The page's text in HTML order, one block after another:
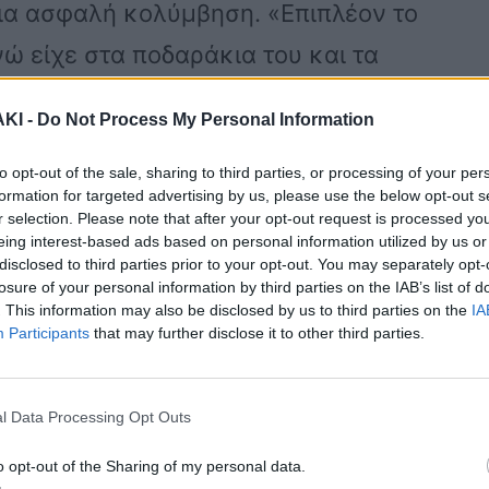
- Do Not Process My Personal Information
opt-out of the sale, sharing to third parties, or processing of your
for targeted advertising by us, please use the below opt-out
selection. Please note that after your opt-out request is processed
interest-based ads based on personal information utilized by us
to third parties prior to your opt-out. You may separately
of your personal information by third parties on the IAB’s list of
This information may also be disclosed by us to third parties on the
Participants that may further disclose it to other third parties.
Data Processing Opt Outs
opt-out of the Sharing of my personal data.
ασφαλή κολύμβηση. «Επιπλέον το
είχε στα ποδαράκια του και τα
να πλησιάσουν μία βάρκα.
λέμβου και την προσπάθεια
σε αυτήν, γλίστρησε το σωσίβιο,
εφαρμογής αυτού και η
ως άνω σημείο, ο κατηγορούμενος
βουτήξει στην θάλασσα,
επιφάνεια», λέει ο Εισαγγελικός